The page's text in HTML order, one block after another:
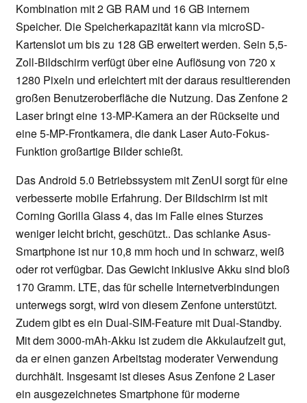
Kombination mit 2 GB RAM und 16 GB internem
Speicher. Die Speicherkapazität kann via microSD-
Kartenslot um bis zu 128 GB erweitert werden. Sein 5,5-
Zoll-Bildschirm verfügt über eine Auflösung von 720 x
1280 Pixeln und erleichtert mit der daraus resultierenden
großen Benutzeroberfläche die Nutzung. Das Zenfone 2
Laser bringt eine 13-MP-Kamera an der Rückseite und
eine 5-MP-Frontkamera, die dank Laser Auto-Fokus-
Funktion großartige Bilder schießt.
Das Android 5.0 Betriebssystem mit ZenUI sorgt für eine
verbesserte mobile Erfahrung. Der Bildschirm ist mit
Corning Gorilla Glass 4, das im Falle eines Sturzes
weniger leicht bricht, geschützt.. Das schlanke Asus-
Smartphone ist nur 10,8 mm hoch und in schwarz, weiß
oder rot verfügbar. Das Gewicht inklusive Akku sind bloß
170 Gramm. LTE, das für schelle Internetverbindungen
unterwegs sorgt, wird von diesem Zenfone unterstützt.
Zudem gibt es ein Dual-SIM-Feature mit Dual-Standby.
Mit dem 3000-mAh-Akku ist zudem die Akkulaufzeit gut,
da er einen ganzen Arbeitstag moderater Verwendung
durchhält. Insgesamt ist dieses Asus Zenfone 2 Laser
ein ausgezeichnetes Smartphone für moderne